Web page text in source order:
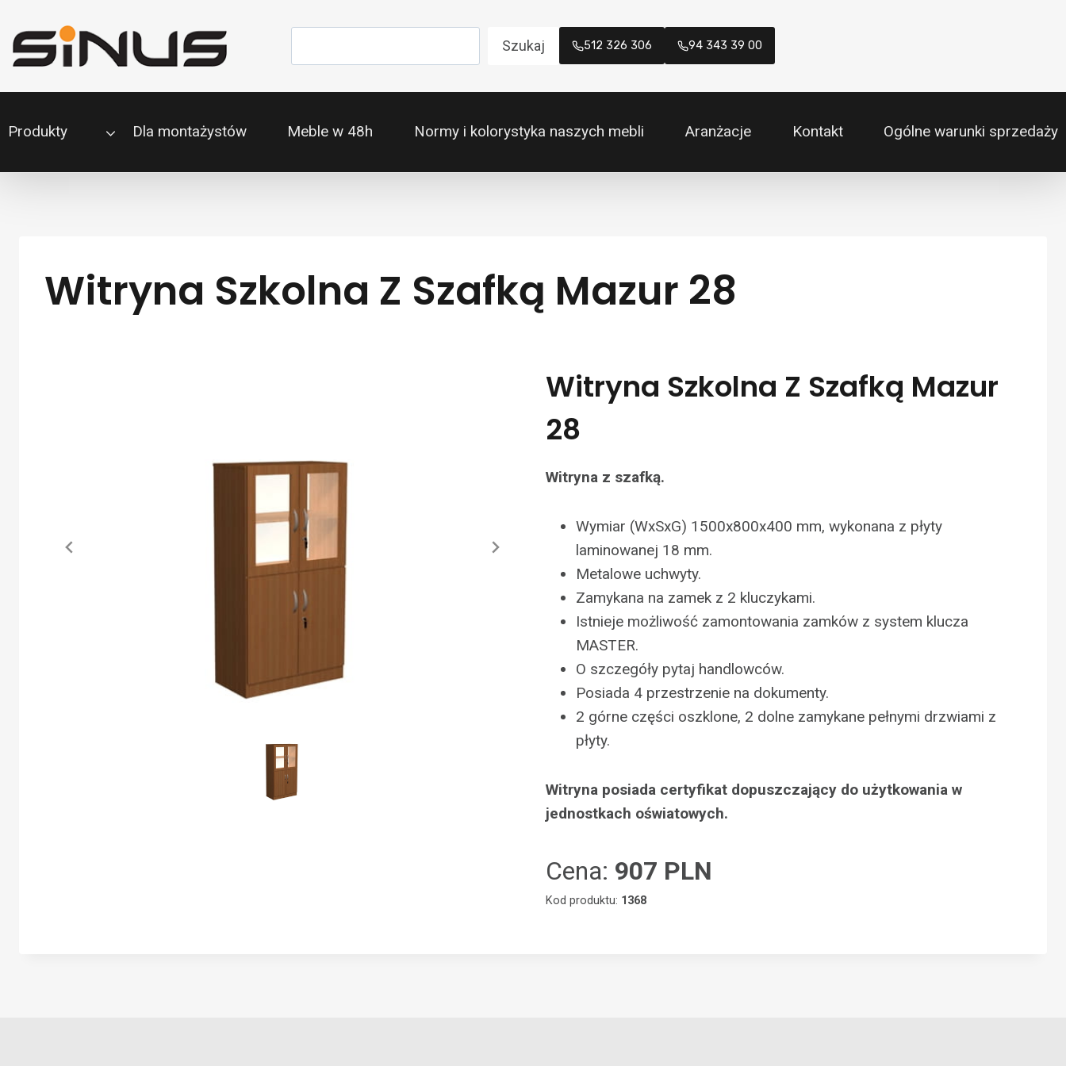
do
treści
Szukaj 512 326 306 94 343 39 00
Produkty Dla montażystów Meble w 48h Normy i kolorystyka naszych mebli Aranżacje Kontakt Ogólne warunki sprzedaży
Witryna Szkolna Z Szafką Mazur 28
Witryna Szkolna Z Szafką Mazur
28
Witryna z szafką.
Wymiar (WxSxG) 1500x800x400 mm, wykonana z płyty
laminowanej 18 mm.
Metalowe uchwyty.
Zamykana na zamek z 2 kluczykami.
Istnieje możliwość zamontowania zamków z system klucza
MASTER.
O szczegóły pytaj handlowców.
Posiada 4 przestrzenie na dokumenty.
2 górne części oszklone, 2 dolne zamykane pełnymi drzwiami z
płyty.
Witryna posiada certyfikat dopuszczający do użytkowania w
jednostkach oświatowych.
Cena: 907 PLN
Kod produktu: 1368